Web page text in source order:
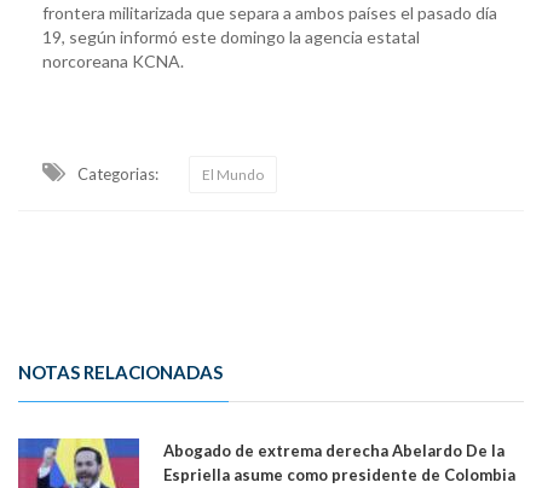
frontera militarizada que separa a ambos países el pasado día
19, según informó este domingo la agencia estatal
norcoreana KCNA.
Categorias: El Mundo
NOTAS RELACIONADAS
Abogado de extrema derecha Abelardo De la
Espriella asume como presidente de Colombia